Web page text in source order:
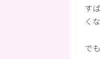
す
く
で